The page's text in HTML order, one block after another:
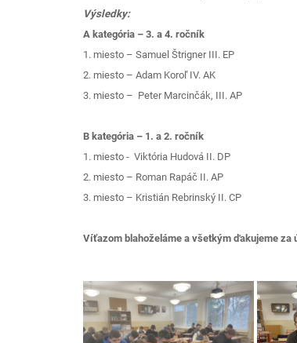
Výsledky:
A kategória – 3. a 4. ročník
1. miesto – Samuel Štrigner III. EP
2. miesto – Adam Koroľ IV. AK
3. miesto – Peter Marcinčák, III. AP
B kategória – 1. a 2. ročník
1. miesto - Viktória Hudová II. DP
2. miesto – Roman Rapáč II. AP
3. miesto – Kristián Rebrinský II. CP
Víťazom blahoželáme a všetkým ďakujeme za